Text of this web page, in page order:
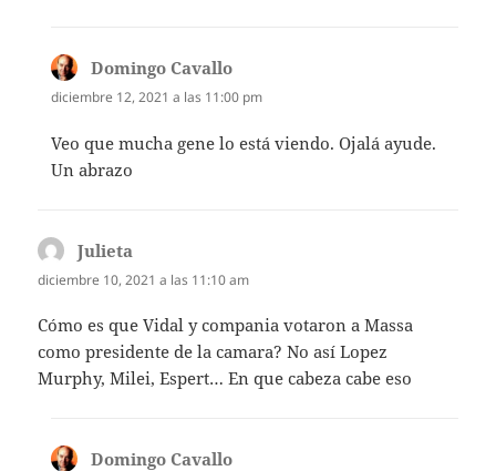
Domingo Cavallo
diciembre 12, 2021 a las 11:00 pm
Veo que mucha gene lo está viendo. Ojalá ayude.
Un abrazo
Julieta
diciembre 10, 2021 a las 11:10 am
Cómo es que Vidal y compania votaron a Massa
como presidente de la camara? No así Lopez
Murphy, Milei, Espert… En que cabeza cabe eso
Domingo Cavallo